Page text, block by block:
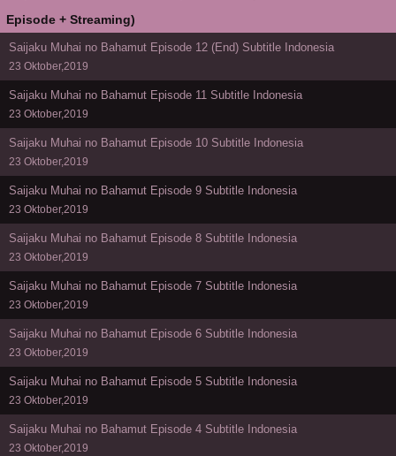
Episode + Streaming)
Saijaku Muhai no Bahamut Episode 12 (End) Subtitle Indonesia
23 Oktober,2019
Saijaku Muhai no Bahamut Episode 11 Subtitle Indonesia
23 Oktober,2019
Saijaku Muhai no Bahamut Episode 10 Subtitle Indonesia
23 Oktober,2019
Saijaku Muhai no Bahamut Episode 9 Subtitle Indonesia
23 Oktober,2019
Saijaku Muhai no Bahamut Episode 8 Subtitle Indonesia
23 Oktober,2019
Saijaku Muhai no Bahamut Episode 7 Subtitle Indonesia
23 Oktober,2019
Saijaku Muhai no Bahamut Episode 6 Subtitle Indonesia
23 Oktober,2019
Saijaku Muhai no Bahamut Episode 5 Subtitle Indonesia
23 Oktober,2019
Saijaku Muhai no Bahamut Episode 4 Subtitle Indonesia
23 Oktober,2019